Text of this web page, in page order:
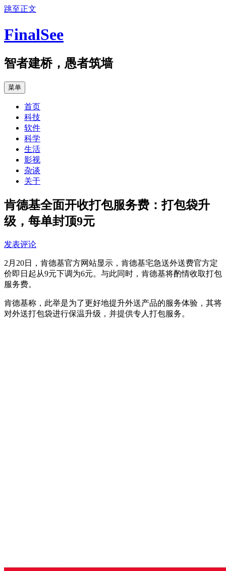
跳至正文
FinalSee
智者建桥，愚者筑墙
菜单
首页
科技
软件
科学
生活
影视
杂谈
关于
肯德基全面开收打包服务费：打包袋升
级，每单封顶9元
发表评论
2月20日，肯德基官方网站显示，肯德基宅急送外送费官方定
价即日起从9元下调为6元。与此同时，肯德基将酌情收取打包
服务费。
肯德基称，此举是为了更好地提升外送产品的服务体验，其将
对外送打包袋进行保温升级，并提供专人打包服务。